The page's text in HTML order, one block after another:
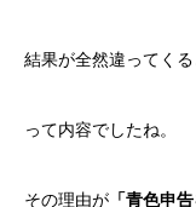
結果が全然違ってくる
って内容でしたね。
その理由が 「青色申